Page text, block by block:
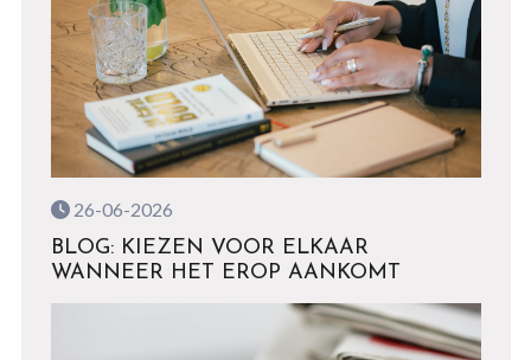
26-06-2026
BLOG: KIEZEN VOOR ELKAAR
WANNEER HET EROP AANKOMT